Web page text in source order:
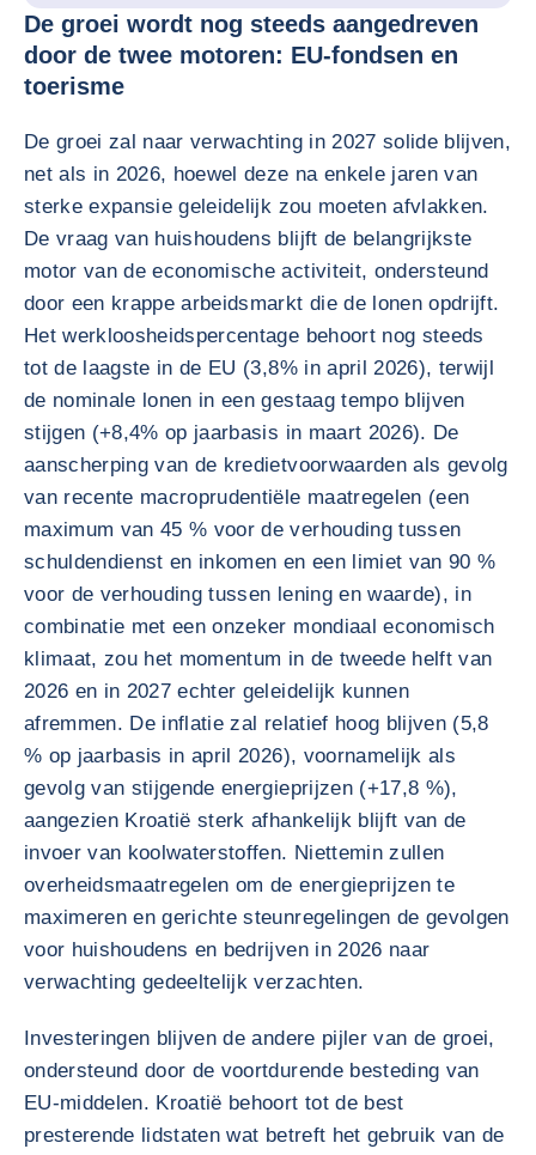
De groei wordt nog steeds aangedreven
door de twee motoren: EU-fondsen en
toerisme
De groei zal naar verwachting in 2027 solide blijven,
net als in 2026, hoewel deze na enkele jaren van
sterke expansie geleidelijk zou moeten afvlakken.
De vraag van huishoudens blijft de belangrijkste
motor van de economische activiteit, ondersteund
door een krappe arbeidsmarkt die de lonen opdrijft.
Het werkloosheidspercentage behoort nog steeds
tot de laagste in de EU (3,8% in april 2026), terwijl
de nominale lonen in een gestaag tempo blijven
stijgen (+8,4% op jaarbasis in maart 2026). De
aanscherping van de kredietvoorwaarden als gevolg
van recente macroprudentiële maatregelen (een
maximum van 45 % voor de verhouding tussen
schuldendienst en inkomen en een limiet van 90 %
voor de verhouding tussen lening en waarde), in
combinatie met een onzeker mondiaal economisch
klimaat, zou het momentum in de tweede helft van
2026 en in 2027 echter geleidelijk kunnen
afremmen. De inflatie zal relatief hoog blijven (5,8
% op jaarbasis in april 2026), voornamelijk als
gevolg van stijgende energieprijzen (+17,8 %),
aangezien Kroatië sterk afhankelijk blijft van de
invoer van koolwaterstoffen. Niettemin zullen
overheidsmaatregelen om de energieprijzen te
maximeren en gerichte steunregelingen de gevolgen
voor huishoudens en bedrijven in 2026 naar
verwachting gedeeltelijk verzachten.
Investeringen blijven de andere pijler van de groei,
ondersteund door de voortdurende besteding van
EU-middelen. Kroatië behoort tot de best
presterende lidstaten wat betreft het gebruik van de